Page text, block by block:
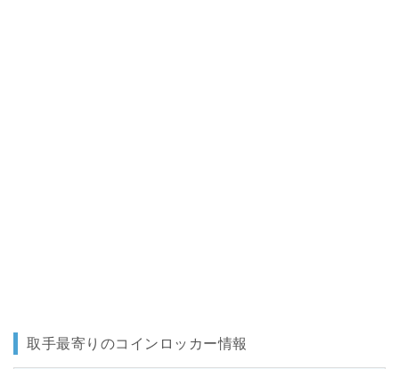
取手最寄りのコインロッカー情報